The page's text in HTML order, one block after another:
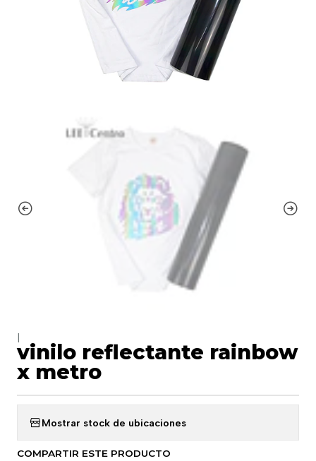
vinilo reflectante rainbow
x metro
Mostrar stock de ubicaciones
COMPARTIR ESTE PRODUCTO